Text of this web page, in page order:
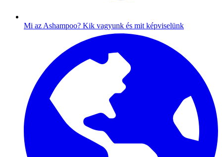
Mi az Ashampoo? Kik vagyunk és mit képviselünk